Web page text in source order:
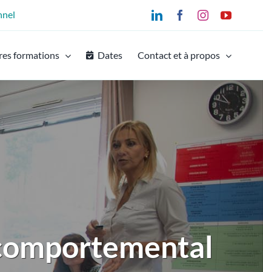
LinkedInFacebookInstagram
formations Dates Contact et à propos